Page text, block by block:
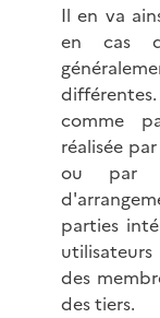
Il en va
en cas
comme
réalisée
ou par
parties
des
des tiers.